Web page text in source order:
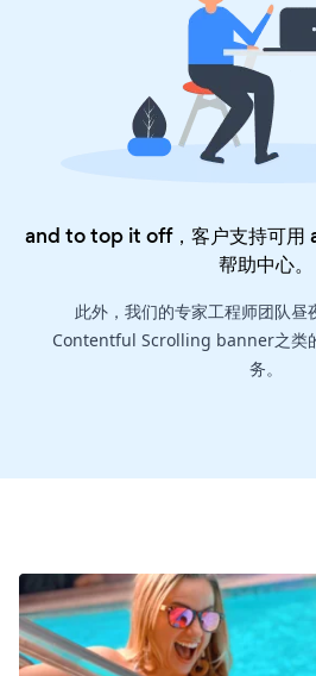
and to top it off，客户支持可用
帮助中心。
此外，我们的专家工程师团队昼
Contentful Scrolling banner之类
务。